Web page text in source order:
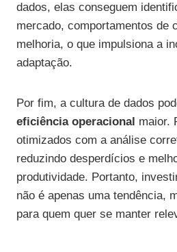
dados, elas conseguem
mercado, comportamentos de
melhoria, o que impulsiona a
adaptação.
Por fim, a cultura de dados
eficiência operacional maior.
otimizados com a análise
reduzindo desperdícios e
produtividade. Portanto,
não é apenas uma tendência,
para quem quer se manter